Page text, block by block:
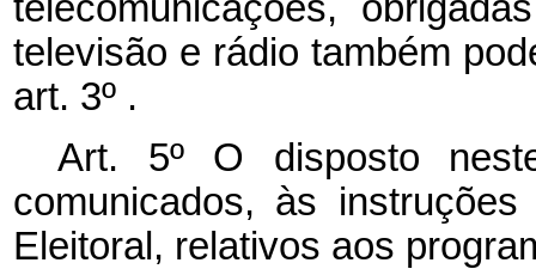
telecomunicações,
televisão e rádio também
art. 3º .
Art. 5º O disposto
comunicados, às
Eleitoral, relativos aos